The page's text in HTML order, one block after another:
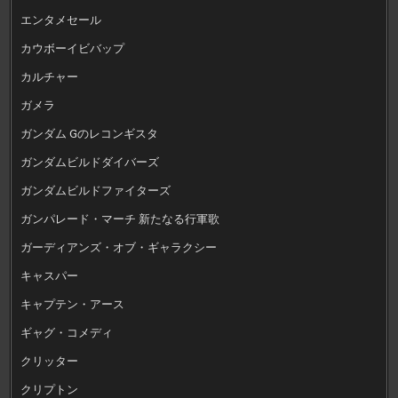
エンタメセール
カウボーイビバップ
カルチャー
ガメラ
ガンダム Gのレコンギスタ
ガンダムビルドダイバーズ
ガンダムビルドファイターズ
ガンパレード・マーチ 新たなる行軍歌
ガーディアンズ・オブ・ギャラクシー
キャスパー
キャプテン・アース
ギャグ・コメディ
クリッター
クリプトン